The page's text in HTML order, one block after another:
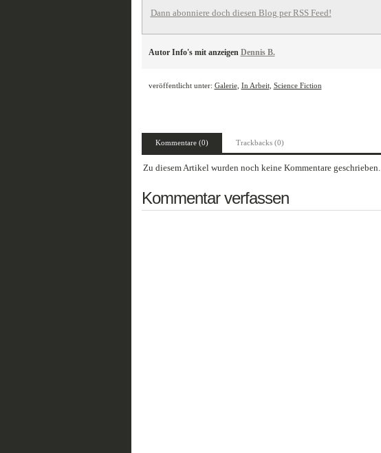
Dann abonniere doch diesen Blog per RSS Feed!
Autor Info's mit anzeigen Dennis B.
veröffentlicht unter: Galerie, In Arbeit, Science Fiction
Kommentare (0) Trackbacks (0)
Zu diesem Artikel wurden noch keine Kommentare geschrieben.
Kommentar verfassen